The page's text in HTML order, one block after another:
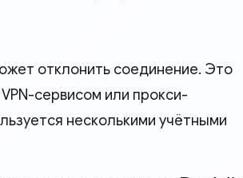
отклонить соединение. Это
сервисом или прокси-
несколькими учётными